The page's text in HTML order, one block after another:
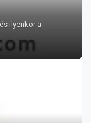
ilyenkor a